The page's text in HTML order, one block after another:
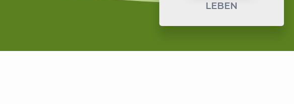
LEBEN